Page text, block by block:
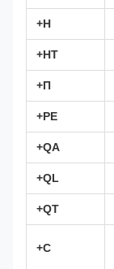
+Н
+НТ
+П
+PE
+QA
+QL
+QT
+С